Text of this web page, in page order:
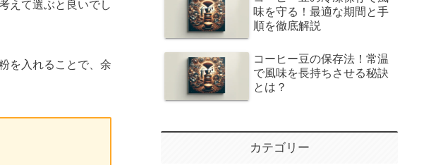
えて選ぶと良いでし
を入れることで、余
味を守る！最適な期間と手
順を徹底解説
コーヒー豆の保存法！常温
で風味を長持ちさせる秘訣
とは？
カテゴリー